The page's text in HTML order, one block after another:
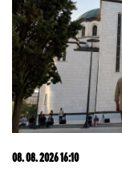
08. 08. 2026 16:10